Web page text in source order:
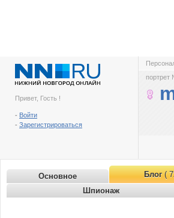
Привет, Гость !
- Войти
- Зарегистрироваться
портрет
Основное Блог(
Шпионаж